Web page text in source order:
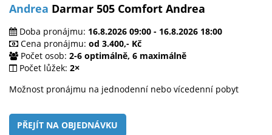
Andrea Darmar 505 Comfort Andrea
Doba pronájmu: 16.8.2026 09:00 - 16.8.2026 18:00
Cena pronájmu: od 3.400,- Kč
Počet osob: 2-6 optimálně, 6 maximálně
Počet lůžek: 2×
Možnost pronájmu na jednodenní nebo vícedenní pobyt
PŘEJÍT NA OBJEDNÁVKU